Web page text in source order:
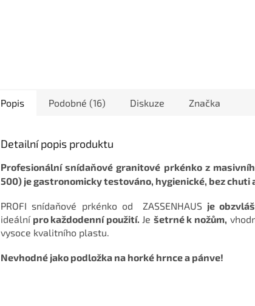
Popis Podobné (16) Diskuze Značka
Detailní popis produktu
Profesionální snídaňové granitové prkénko z
500) je gastronomicky testováno, hygienické, bez chuti
PROFI snídaňové prkénko odZASSENHAUS je
ideálnípro každodenní použití. Je šetrné k nožům,
vysoce kvalitního plastu.
Nevhodné jako podložka na horké hrnce a pánve!